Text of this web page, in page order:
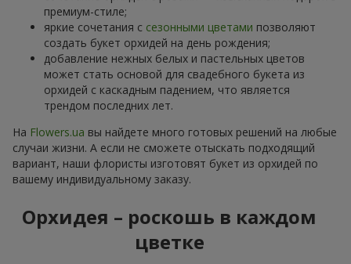
премиум-стиле;
яркие сочетания с сезонными цветами позволяют
создать букет орхидей на день рождения;
добавление нежных белых и пастельных цветов
может стать основой для свадебного букета из
орхидей с каскадным падением, что является
трендом последних лет.
На Flowers.ua вы найдете много готовых решений на любые
случаи жизни. А если не сможете отыскать подходящий
вариант, наши флористы изготовят букет из орхидей по
вашему индивидуальному заказу.
Орхидея – роскошь в каждом
цветке